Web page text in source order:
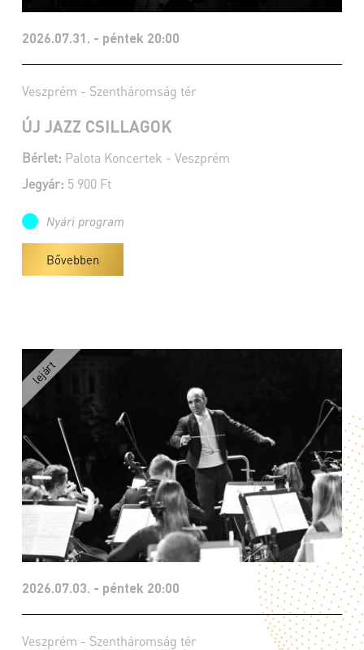
2026.07.31. - péntek 20:00
Veszprém - Szentháromság tér
ÚJ JAZZ CSILLAGOK
Bérlet: Palota Koncertek - Veszprém
Jegyár: 5 900 Ft
Nyári program
Bővebben
2026.07.03. - péntek 20:00
Veszprém - Szentháromság tér